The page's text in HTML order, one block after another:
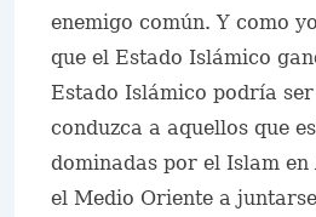
enemigo común. Y como
que el Estado Islámico
Estado Islámico podría
conduzca a aquellos que
dominadas por el Islam
el Medio Oriente a